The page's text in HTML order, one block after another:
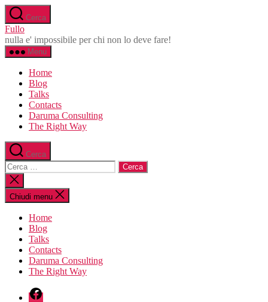
Salta
al
contenuto
Cerca
Fullo
nulla e' impossibile per chi non lo deve fare!
Menu
Home
Blog
Talks
Contacts
Daruma Consulting
The Right Way
Cerca
Cerca:
Chiudi
la
ricerca
Chiudi menu
Home
Blog
Talks
Contacts
Daruma Consulting
The Right Way
fb